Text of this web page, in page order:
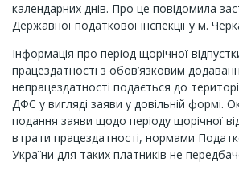
календарних днів. Про це повідомила
Державної податкової інспекції у м.
Інформація про період щорічної
працездатності з обов’язковим
непрацездатності подається до
ДФС у вигляді заяви у довільній формі.
подання заяви щодо періоду щорічної
втрати працездатності, нормами
України для таких платників не